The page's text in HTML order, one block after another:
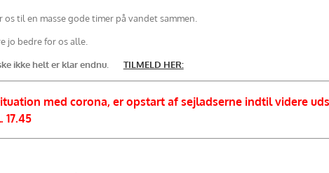
til en masse gode timer på vandet sammen.
jo bedre for os alle.
ikke helt er klar endnu. TILMELD HER:
med corona, er opstart af sejladserne indtil videre